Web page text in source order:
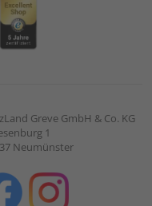
Greve GmbH & Co. KG
1
Neumünster